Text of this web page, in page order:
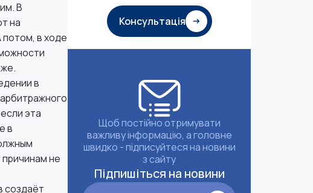
В
на
в ходе
в
эта
в
не
создаёт
Консультація
Щоб постійно отримувати
важливу інформацію, а головне
швидко - підписуйтеся на новини
з сайту
Підпишіться на новини